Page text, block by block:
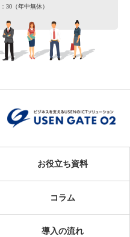
30（年中無休）
お役立ち資料
コラム
導入の流れ